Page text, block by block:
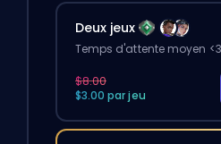
Deux jeux
Temps d'attente moyen
$8.00
$3.00 par jeu